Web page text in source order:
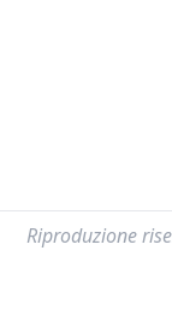
Riproduzione